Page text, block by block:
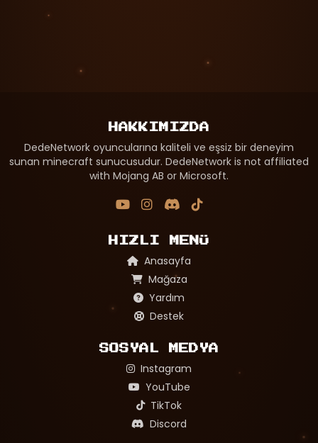
HAKKIMIZDA
DedeNetwork oyuncularına kaliteli ve eşsiz bir deneyim
sunan minecraft sunucusudur. DedeNetwork is not affiliated
with Mojang AB or Microsoft.
HIZLI MENÜ
Anasayfa
Mağaza
Yardım
Destek
SOSYAL MEDYA
Instagram
YouTube
TikTok
Discord